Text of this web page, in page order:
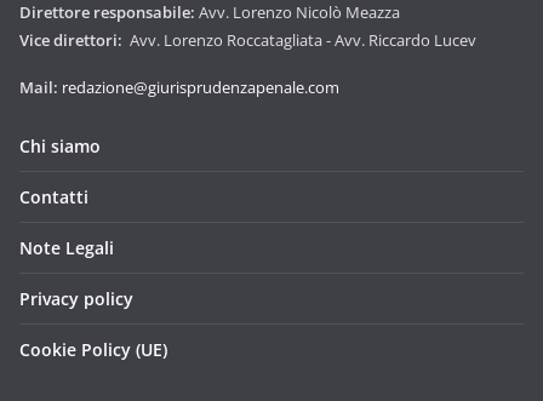
Direttore responsabile: Avv. Lorenzo Nicolò Meazza
Vice direttori: Avv. Lorenzo Roccatagliata - Avv. Riccardo Lucev
Mail: redazione@giurisprudenzapenale.com
Chi siamo
Contatti
Note Legali
Privacy policy
Cookie Policy (UE)